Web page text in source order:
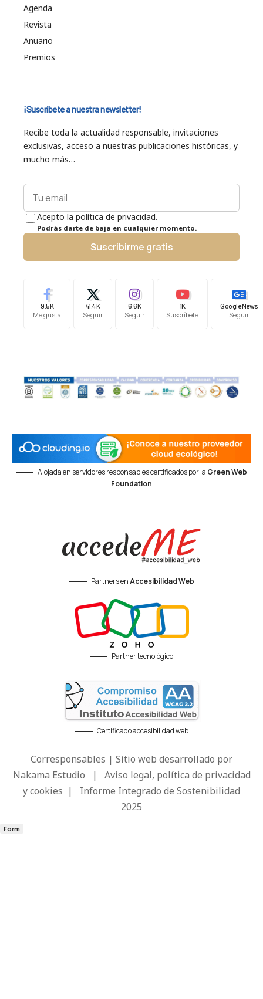
Agenda
Revista
Anuario
Premios
¡Suscríbete a nuestra newsletter!
Recibe toda la actualidad responsable, invitaciones
exclusivas, acceso a nuestras publicaciones históricas, y
mucho más…
Acepto la política de privacidad.
Podrás darte de baja en cualquier momento.
Suscribirme gratis
9.5K
Me gusta
41.4K
Seguir
6.6K
Seguir
1K
Suscríbete
Google News
Seguir
Alojada en servidores responsables certificados por la Green Web
Foundation
Partners enAccesibilidad Web
Partner tecnológico
Certificado accesibilidad web
Corresponsables | Sitio web desarrollado por
Nakama Estudio | Aviso legal, política de privacidad
y cookies | Informe Integrado de Sostenibilidad
2025
Form